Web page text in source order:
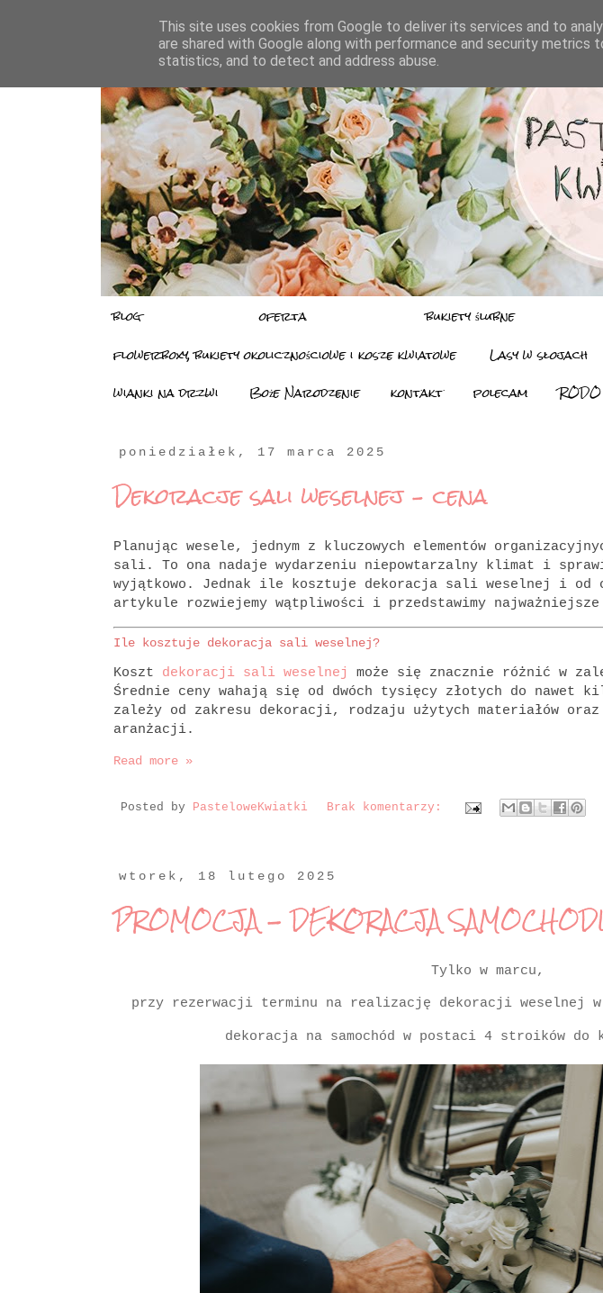
blog oferta bukiety ślubne
flowerboxy, bukiety okolicznościowe i kosze kwiatowe
Lasy w słojach
wianki na drzwi
Boże Narodzenie kontakt polecam RODO
poniedziałek, 17 marca 2025
Dekoracje sali weselnej – cena
Planując wesele, jednym z kluczowych elementów
sali. To ona nadaje wydarzeniu niepowtarzalny klimat i
wyjątkowo. Jednak ile kosztuje dekoracja sali weselnej i od
artykule rozwiejemy wątpliwości i przedstawimy najważniejsze
Ile kosztuje dekoracja sali weselnej?
Koszt dekoracji sali weselnej
może się znacznie różnić w
Średnie ceny wahają się od dwóch tysięcy złotych do nawet
zależy od zakresu dekoracji, rodzaju użytych materiałów oraz
aranżacji.
Read more »
Posted by PasteloweKwiatki Brak komentarzy:
wtorek, 18 lutego 2025
PROMOCJA - DEKORACJA
Tylko w marcu,
przy rezerwacji terminu na realizację dekoracji weselnej
dekoracja na samochód w postaci 4 stroików do
This site uses cookies from Google to deliver its services and to
are shared with Google along with performance and security metrics
statistics, and to detect and address abuse.